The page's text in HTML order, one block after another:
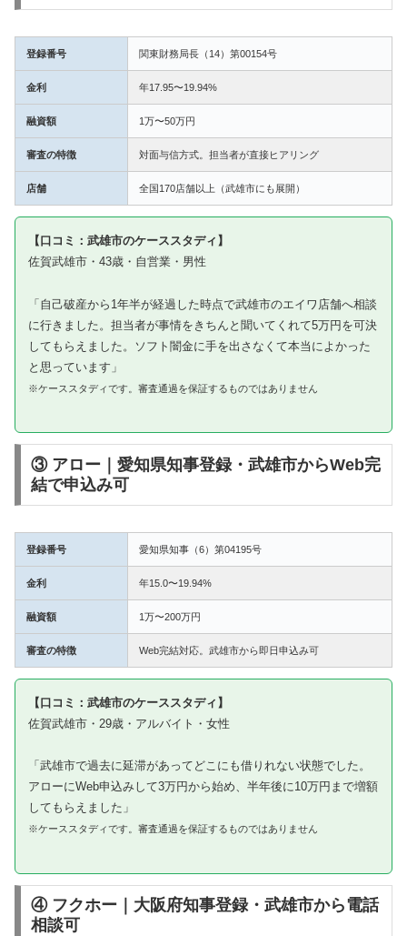
登録番号 関東財務局長（14）第00154号
金利 年17.95〜19.94%
融資額 1万〜50万円
審査の特徴 対面与信方式。担当者が直接ヒアリング
店舗 全国170店舗以上（武雄市にも展開）
【口コミ：武雄市のケーススタディ】
佐賀武雄市・43歳・自営業・男性
「自己破産から1年半が経過した時点で武雄市のエイワ店舗へ相談
に行きました。担当者が事情をきちんと聞いてくれて5万円を可決
してもらえました。ソフト闇金に手を出さなくて本当によかった
と思っています」
※ケーススタディです。審査通過を保証するものではありません
③ アロー｜愛知県知事登録・武雄市からWeb完
結で申込み可
登録番号 愛知県知事（6）第04195号
金利 年15.0〜19.94%
融資額 1万〜200万円
審査の特徴 Web完結対応。武雄市から即日申込み可
【口コミ：武雄市のケーススタディ】
佐賀武雄市・29歳・アルバイト・女性
「武雄市で過去に延滞があってどこにも借りれない状態でした。
アローにWeb申込みして3万円から始め、半年後に10万円まで増額
してもらえました」
※ケーススタディです。審査通過を保証するものではありません
④ フクホー｜大阪府知事登録・武雄市から電話
相談可